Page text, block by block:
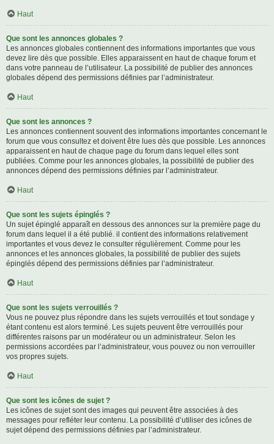
Haut
Que sont les annonces globales ?
Les annonces globales contiennent des informations importantes que vous
devez lire dès que possible. Elles apparaissent en haut de chaque forum et
dans votre panneau de l’utilisateur. La possibilité de publier des annonces
globales dépend des permissions définies par l’administrateur.
Haut
Que sont les annonces ?
Les annonces contiennent souvent des informations importantes concernant le
forum que vous consultez et doivent être lues dès que possible. Les annonces
apparaissent en haut de chaque page du forum dans lequel elles sont
publiées. Comme pour les annonces globales, la possibilité de publier des
annonces dépend des permissions définies par l’administrateur.
Haut
Que sont les sujets épinglés ?
Un sujet épinglé apparaît en dessous des annonces sur la première page du
forum dans lequel il a été publié. il contient des informations relativement
importantes et vous devez le consulter régulièrement. Comme pour les
annonces et les annonces globales, la possibilité de publier des sujets
épinglés dépend des permissions définies par l’administrateur.
Haut
Que sont les sujets verrouillés ?
Vous ne pouvez plus répondre dans les sujets verrouillés et tout sondage y
étant contenu est alors terminé. Les sujets peuvent être verrouillés pour
différentes raisons par un modérateur ou un administrateur. Selon les
permissions accordées par l’administrateur, vous pouvez ou non verrouiller
vos propres sujets.
Haut
Que sont les icônes de sujet ?
Les icônes de sujet sont des images qui peuvent être associées à des
messages pour refléter leur contenu. La possibilité d’utiliser des icônes de
sujet dépend des permissions définies par l’administrateur.